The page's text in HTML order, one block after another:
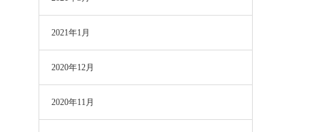
2021年1月
2020年12月
2020年11月